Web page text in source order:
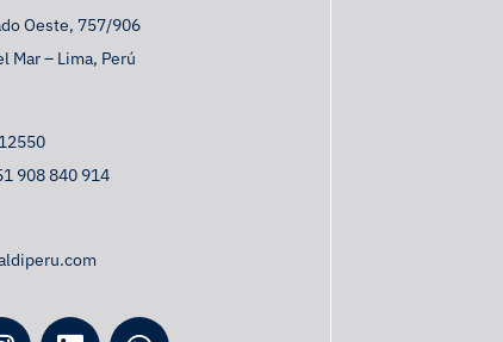
Oeste, 757/906
Mar – Lima, Perú
908 840 914